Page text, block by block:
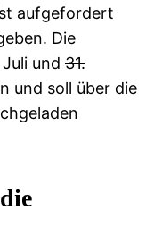
aufgefordert
Die
und 31.
und soll über die